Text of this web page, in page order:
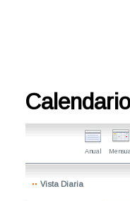
Anual
Vista Diaria